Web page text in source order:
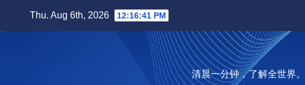
Thu. Aug 6th, 2026 12:16:42 PM
清晨一分钟，了解全世界